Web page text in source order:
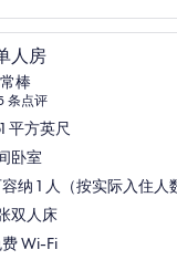
隔音
人房
满分 10 分
棒
条点评
平方英尺
卧室
纳 1 人（按实际入住人
双人床
Wi-Fi